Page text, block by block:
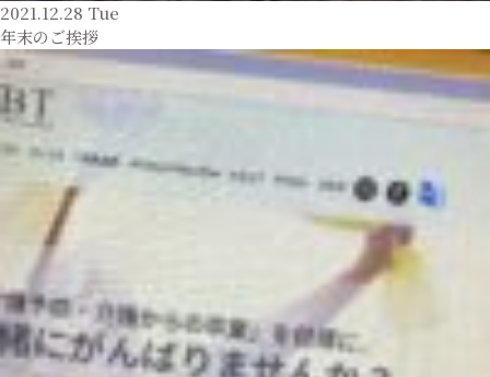
2021.12.28 Tue
年末のご挨拶